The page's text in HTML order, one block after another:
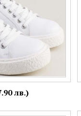
лв.)